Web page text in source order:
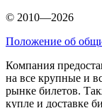
© 2010—2026
Положение об
Компания
на все крупные и
рынке билетов.
купле и доставке